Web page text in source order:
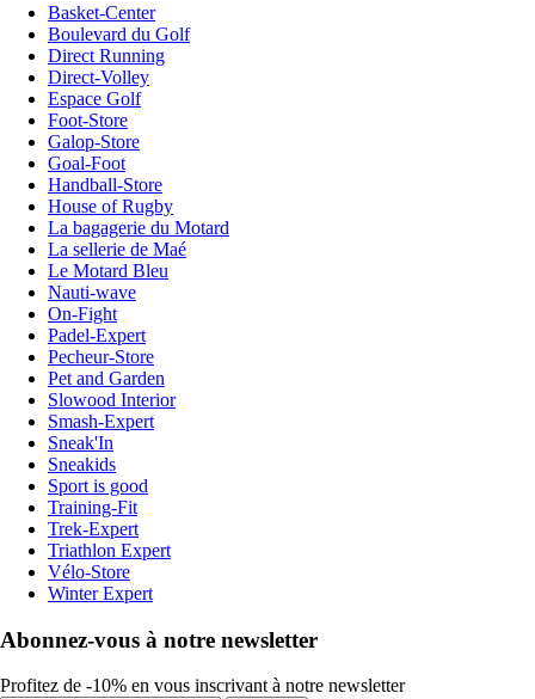
Basket-Center
Boulevard du Golf
Direct Running
Direct-Volley
Espace Golf
Foot-Store
Galop-Store
Goal-Foot
Handball-Store
House of Rugby
La bagagerie du Motard
La sellerie de Maé
Le Motard Bleu
Nauti-wave
On-Fight
Padel-Expert
Pecheur-Store
Pet and Garden
Slowood Interior
Smash-Expert
Sneak'In
Sneakids
Sport is good
Training-Fit
Trek-Expert
Triathlon Expert
Vélo-Store
Winter Expert
Abonnez-vous à notre newsletter
Profitez de -10% en vous inscrivant à notre newsletter